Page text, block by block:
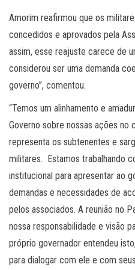
Amorim reafirmou que os
concedidos e aprovados pela
assim, esse reajuste carece de
considerou ser uma demanda
governo”, comentou.
“Temos um alinhamento e
Governo sobre nossas ações no
representa os subtenentes e
militares. Estamos trabalhando
institucional para apresentar ao
demandas e necessidades de
pelos associados. A reunião no
nossa responsabilidade e visão
próprio governador entendeu
para dialogar com ele e com